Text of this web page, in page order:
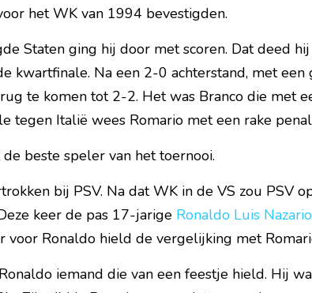
het WK van 1994 bevestigden.
Staten ging hij door met scoren. Dat deed
kwartfinale. Na een 2-0 achterstand, met een
te komen tot 2-2. Het was Branco die met
tegen Italië wees Romario met een rake
beste speler van het toernooi.
bij PSV. Na dat WK in de VS zou PSV
keer de pas 17-jarige Ronaldo Luis
voor Ronaldo hield de vergelijking met
iemand die van een feestje hield. Hij